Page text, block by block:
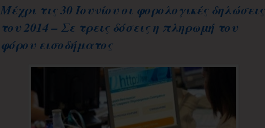
Μέχρι τις 30 Ιουνίου οι φορολογικές δηλώσεις
του 2014 – Σε τρεις δόσεις η πληρωμή του
φόρου εισοδήματος